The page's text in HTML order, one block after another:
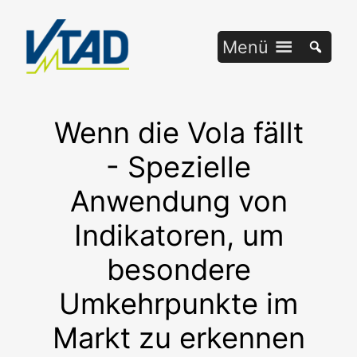
springen
Menü
Wenn die Vola fällt
- Spezielle
Anwendung von
Indikatoren, um
besondere
Umkehrpunkte im
Markt zu erkennen